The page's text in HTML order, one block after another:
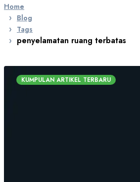
Home
Blog
Tags
penyelamatan ruang terbatas
KUMPULAN ARTIKEL TERBARU